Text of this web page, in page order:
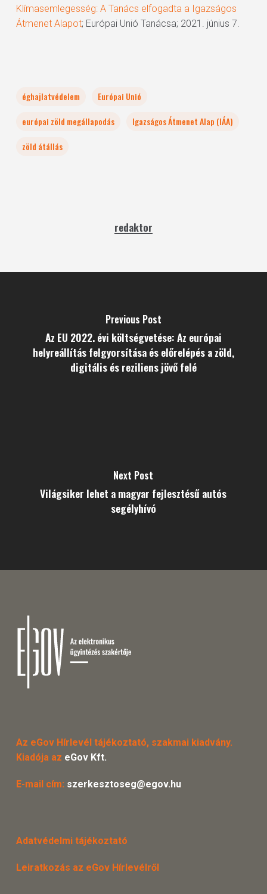
Klímasemlegesség: A Tanács elfogadta a Igazságos
Átmenet Alapot; Európai Unió Tanácsa; 2021. június 7.
éghajlatvédelem
Európai Unió
európai zöld megállapodás
Igazságos Átmenet Alap (IÁA)
zöld átállás
redaktor
Previous Post
Az EU 2022. évi költségvetése: Az európai
helyreállítás felgyorsítása és előrelépés a zöld,
digitális és reziliens jövő felé
Next Post
Világsiker lehet a magyar fejlesztésű autós
segélyhívó
Az eGov Hírlevél tájékoztató, szakmai kiadvány.
Kiadója az eGov Kft.
E-mail cím: szerkesztoseg@egov.hu
Adatvédelmi tájékoztató
Leiratkozás az eGov Hírlevélről